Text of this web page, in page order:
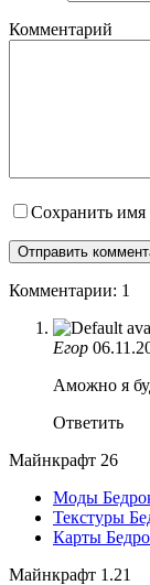
Комментарий
Сохранить имя
Комментарии: 1
Егор
Аможно я
Ответить
Майнкрафт 26
Моды
Текстуры
Карты
Майнкрафт 1.21